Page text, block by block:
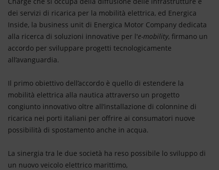
dei servizi di ricarica per la mobilità elettrica, ed Energica
Inside, la business unit di Energica Motor Company dedicata
alla ricerca di soluzioni innovative per l'e-mobility, firmano un
accordo per sviluppare progetti tecnologicamente
all’avanguardia.
Il primo obiettivo dell’accordo è quello di estendere la
mobilità elettrica alla nautica attraverso un progetto
congiunto innovativo oltre all’installazione di colonnine di
ricarica nei porti italiani per offrire ai consumatori nuove
possibilità di spostamento anche in acqua.
La sinergia tra le due società ha reso possibile lo sviluppo di
un nuovo veicolo elettrico marittimo,